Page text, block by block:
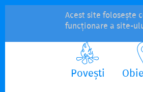
Acest site folosește
funcționare a site-
Povești